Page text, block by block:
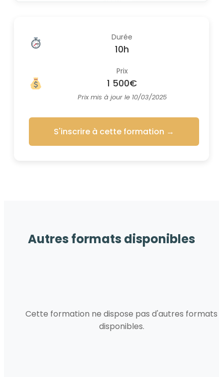
Durée
10h
Prix
1 500€
Prix mis à jour le 10/03/2025
S'inscrire à cette formation →
Autres formats disponibles
Cette formation ne dispose pas d'autres formats
disponibles.